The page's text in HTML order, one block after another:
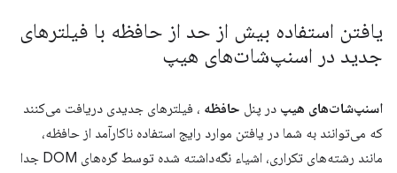
یافتن استفاده بیش از حد از حافظه با فیلترهای
جدید در اسنپ‌شات‌های هیپ
اسنپ‌شات‌های هیپ در پنل حافظه ، فیلترهای جدیدی دریافت می‌کنند
که می‌توانند به شما در یافتن موارد رایج استفاده ناکارآمد از حافظه،
مانند رشته‌های تکراری، اشیاء نگه‌داشته شده توسط گره‌های DOM جدا